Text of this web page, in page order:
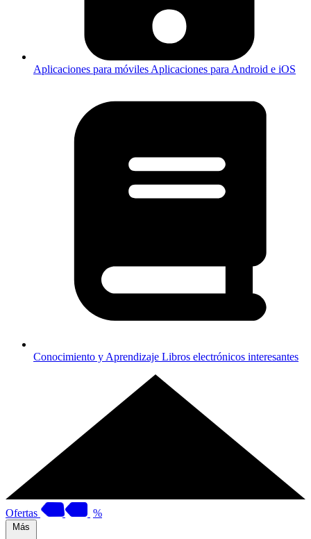
Aplicaciones para móviles Aplicaciones para Android e iOS
Conocimiento y Aprendizaje Libros electrónicos interesantes
Ofertas %
Más